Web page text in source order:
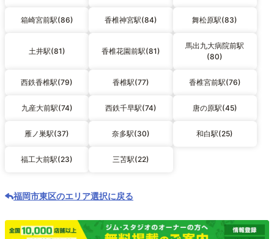
箱崎宮前駅(86) 香椎神宮駅(84) 舞松原駅(83)
土井駅(81) 香椎花園前駅(81)
馬出九大病院前駅
(80)
西鉄香椎駅(79) 香椎駅(77) 香椎宮前駅(76)
九産大前駅(74) 西鉄千早駅(74) 唐の原駅(45)
雁ノ巣駅(37) 奈多駅(30) 和白駅(25)
福工大前駅(23) 三苫駅(22)
福岡市東区のエリア選択に戻る